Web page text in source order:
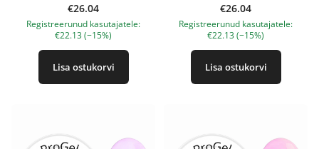
€26.04
Registreerunud kasutajatele:
€22.13 (−15%)
Lisa ostukorvi
€26.04
Registreerunud kasutajatele:
€22.13 (−15%)
Lisa ostukorvi